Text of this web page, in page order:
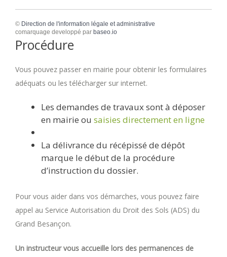
© Direction de l'information légale et administrative
comarquage developpé par baseo.io
Procédure
Vous pouvez passer en mairie pour obtenir les formulaires
adéquats ou les télécharger sur internet.
Les demandes de travaux sont à déposer
en mairie ou saisies directement en ligne
La délivrance du récépissé de dépôt
marque le début de la procédure
d’instruction du dossier.
Pour vous aider dans vos démarches, vous pouvez faire
appel au Service Autorisation du Droit des Sols (ADS) du
Grand Besançon.
Un instructeur vous accueille lors des permanences de